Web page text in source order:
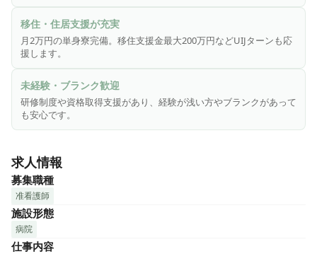
・残業は月5時間程度で負担少なめ！
・2交替制で夜勤中の休憩は120分確保で安心
📍賞与2.6ヶ月＆昇給あり！待遇・手当充実
・年2回の賞与（計2.6ヶ月分）
・昇給、夜勤手当、資格手当も支給
・退職金や企業年金も完備
📍月2万円の単身寮あり/UIJターン歓迎＆移住支援も充実🌱
条件あり）
・東京圏からの移住で福島県の支援金対象（最大200万円）
・単身寮は月2万円（光熱費別）で家賃負担を軽減
・JR原ノ町駅徒歩4分の駅チカ＆マイカー通勤OK（無料Pあ
り）
・育児休業の実績もあります！
移住・住居支援が充実
月2万円の単身寮完備。移住支援金最大200万円などUIJターンも応
援します。
未経験・ブランク歓迎
研修制度や資格取得支援があり、経験が浅い方やブランクがあって
も安心です。
求人情報
募集職種
准看護師
施設形態
病院
仕事内容